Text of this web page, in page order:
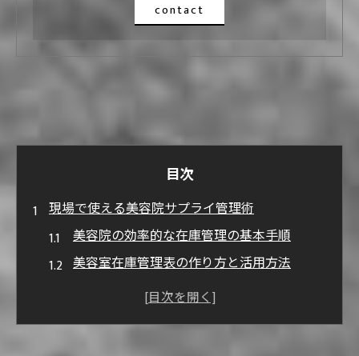
contact
目次
現場で使える美容院サプライ管理術
美容院の効率的な在庫管理の基本手順
美容室在庫管理表の作り方と活用方法
美容院で役立つサプライ発注ルールのコツ